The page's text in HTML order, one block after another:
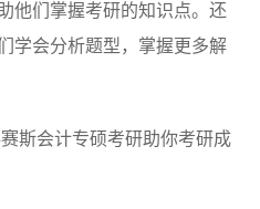
他们掌握考研的知识点。还
学会分析题型，掌握更多解
斯会计专硕考研助你考研成